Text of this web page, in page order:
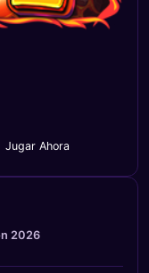
Jugar Ahora
2026